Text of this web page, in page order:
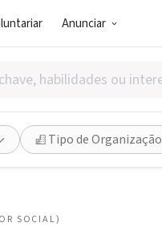
Anunciar
Tipo de Organização
SOCIAL)